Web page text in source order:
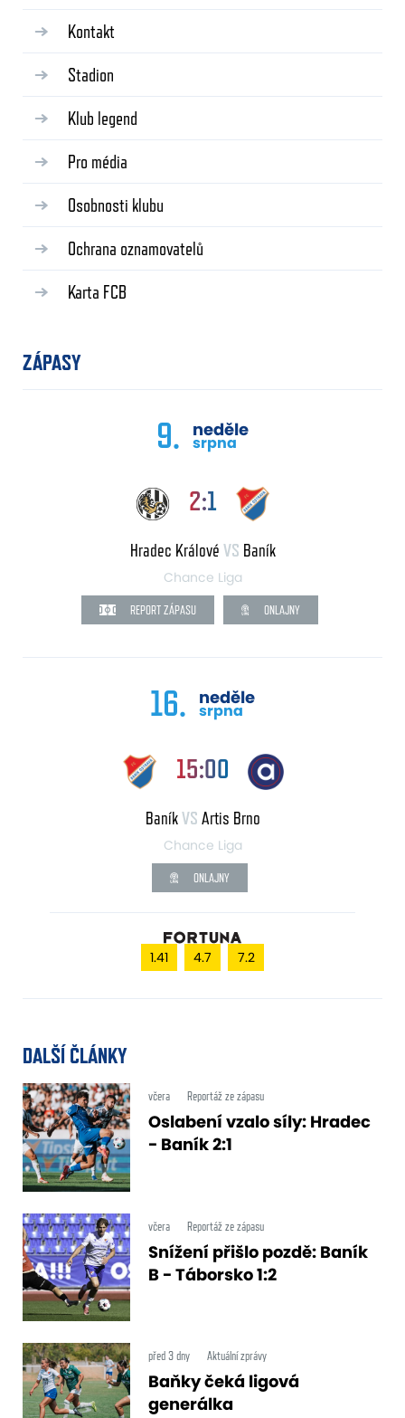
Kontakt
Stadion
Klub legend
Pro média
Osobnosti klubu
Ochrana oznamovatelů
Karta FCB
ZÁPASY
9. neděle
srpna
2:1
Hradec Králové VS Baník
Chance Liga
REPORT ZÁPASU ONLAJNY
16. neděle
srpna
15:00
BaníkVS Artis Brno
Chance Liga
ONLAJNY
1.41 4.7 7.2
DALŠÍ ČLÁNKY
včera Reportáž ze zápasu
Oslabení vzalo síly: Hradec
- Baník 2:1
včera Reportáž ze zápasu
Snížení přišlo pozdě: Baník
B - Táborsko 1:2
před 3 dny Aktuální zprávy
Baňky čeká ligová
generálka